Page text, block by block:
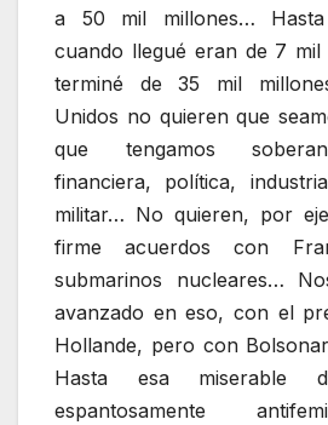
a 50 mil millones…
cuando llegué eran de 7 mil
terminé de 35 mil
Unidos no quieren que
que tengamos
financiera, política,
militar… No quieren, por
firme acuerdos con
submarinos nucleares…
avanzado en eso, con el
Hollande, pero con
Hasta esa miserable
espantosamente